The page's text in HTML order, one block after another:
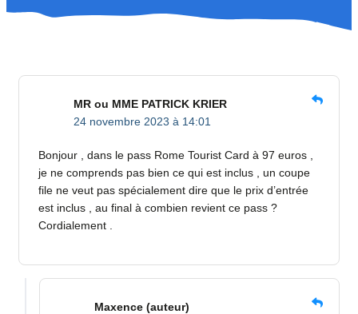
MR ou MME PATRICK KRIER
24 novembre 2023 à 14:01
Bonjour , dans le pass Rome Tourist Card à 97 euros ,
je ne comprends pas bien ce qui est inclus , un coupe
file ne veut pas spécialement dire que le prix d’entrée
est inclus , au final à combien revient ce pass ?
Cordialement .
Maxence (auteur)